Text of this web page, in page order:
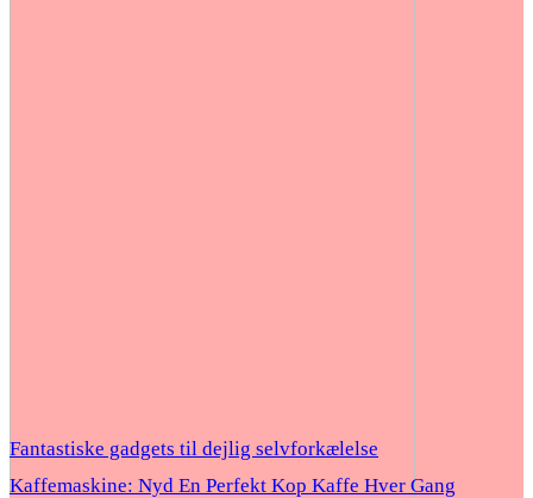
Fantastiske gadgets til dejlig selvforkælelse
Kaffemaskine: Nyd En Perfekt Kop Kaffe Hver Gang